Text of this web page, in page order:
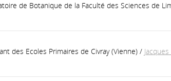
de Botanique de la Faculté des Sciences de
des Ecoles Primaires de Civray (Vienne)/